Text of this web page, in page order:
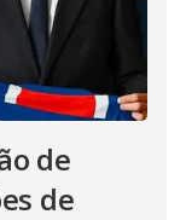
de
de